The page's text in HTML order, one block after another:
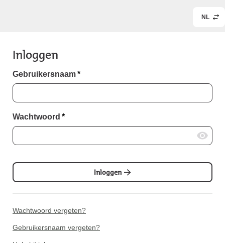
NL
Inloggen
Gebruikersnaam*
Wachtwoord *
Inloggen
Wachtwoord vergeten?
Gebruikersnaam vergeten?